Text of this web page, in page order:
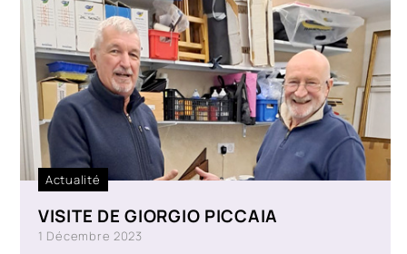
Actualité
VISITE DE GIORGIO PICCAIA
1 Décembre 2023